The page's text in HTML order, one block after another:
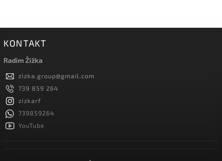
KONTAKT
Radim Žižka
zizka.group@gmail.com
739 859 264
zizkarf
739859264
YouTube